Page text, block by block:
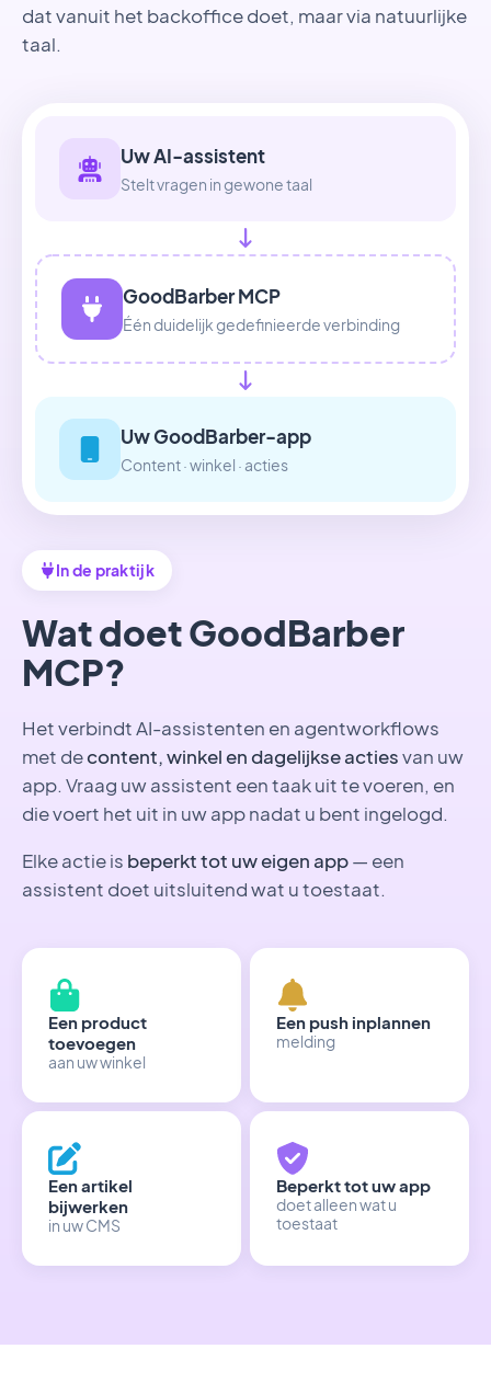
dat vanuit het backoffice doet, maar via natuurlijke
taal.
Uw AI-assistent
Stelt vragen in gewone taal
GoodBarber MCP
Één duidelijk gedefinieerde verbinding
Uw GoodBarber-app
Content · winkel · acties
Een product
toevoegen
aan uw winkel
Een push inplannen
melding
Een artikel
bijwerken
in uw CMS
Beperkt tot uw app
doet alleen wat u
toestaat
In de praktijk
Wat doet GoodBarber
MCP?
Het verbindt AI-assistenten en agentworkflows
met decontent, winkel en dagelijkse actiesvan uw
app. Vraag uw assistent een taak uit te voeren, en
die voert het uit in uw app nadat u bent ingelogd.
Elke actie is beperkt tot uw eigen app— een
assistent doet uitsluitend wat u toestaat.